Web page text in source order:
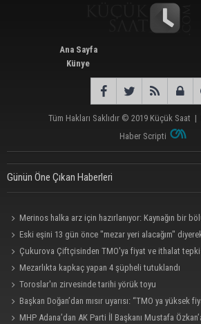
Ana Sayfa
Künye
Tüm Hakları Saklıdır © 2019 Küçük Saat |
Haber Scripti
Günün Öne Çıkan Haberleri
Merinos halka arz için hazırlanıyor: Kaynağın bir
kullanılacak
Eski eşini 13 gün önce "mezar yeri alacağım"
bıçakladı
Çukurova Çiftçisinden TMO'ya fiyat ve ithalat
Mezarlıkta kapkaç yapan 4 şüpheli tutuklandı
Toroslar'ın zirvesinde tarihi yörük toyu
Başkan Doğan’dan mısır uyarısı: “TMO ya yüksek
açıklamamalı”
MHP Adana’dan AK Parti İl Başkanı Mustafa